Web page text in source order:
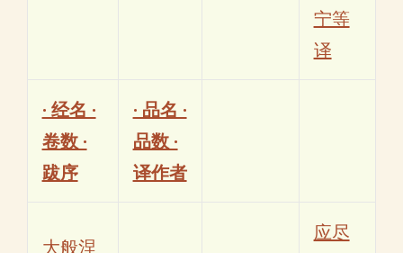
宁等
译
· 经名 ·
卷数 ·
跋序
· 品名 ·
品数 ·
译作者
大般涅
应尽